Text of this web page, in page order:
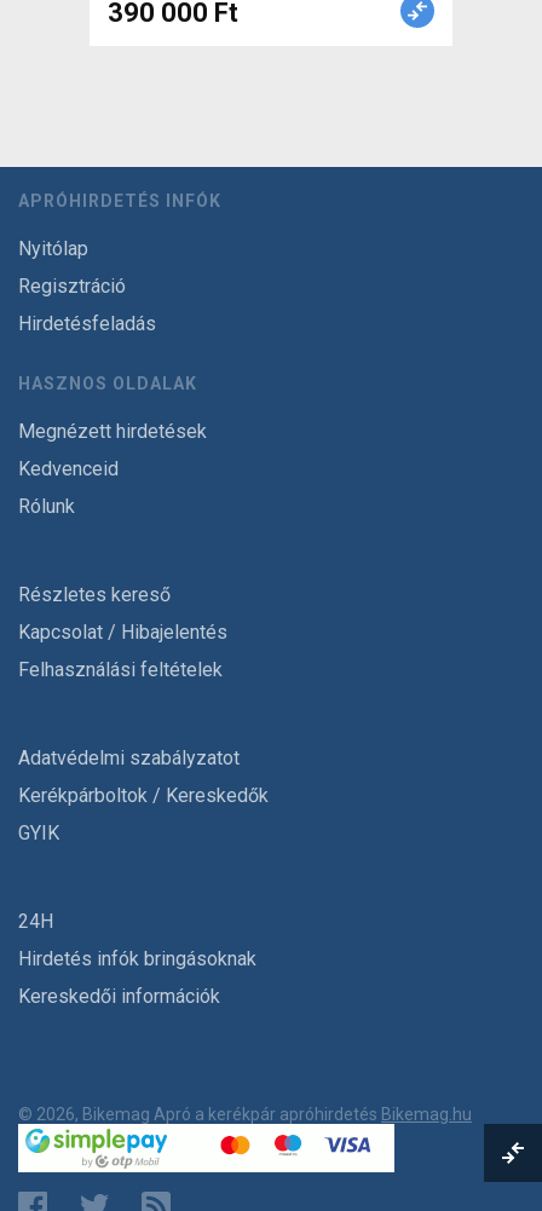
390 000 Ft
APRÓHIRDETÉS INFÓK
Nyitólap
Regisztráció
Hirdetésfeladás
HASZNOS OLDALAK
Megnézett hirdetések
Kedvenceid
Rólunk
Részletes kereső
Kapcsolat / Hibajelentés
Felhasználási feltételek
Adatvédelmi szabályzatot
Kerékpárboltok / Kereskedők
GYIK
24H
Hirdetés infók bringásoknak
Kereskedői információk
© 2026, Bikemag Apró a kerékpár apróhirdetés Bikemag.hu